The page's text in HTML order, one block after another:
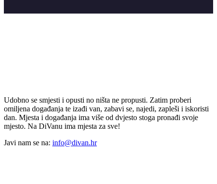
Udobno se smjesti i opusti no ništa ne propusti. Zatim proberi
omiljena događanja te izađi van, zabavi se, najedi, zapleši i iskoristi
dan. Mjesta i događanja ima više od dvjesto stoga pronađi svoje
mjesto. Na DiVanu ima mjesta za sve!
Javi nam se na: info@divan.hr